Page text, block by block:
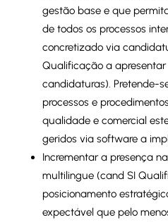
gestão base e que
de todos os processos
concretizado via
Qualificação a
candidaturas). Pretende-
processos e
qualidade e comercial
geridos via software a
Incrementar a presença
multilingue (cand SI
posicionamento
expectável que pelo